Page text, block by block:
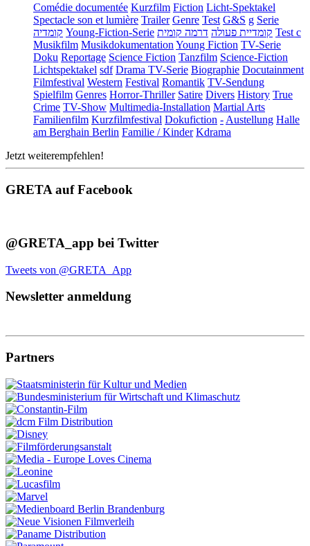
Comédie documentée Kurzfilm Fiction Licht-Spektakel
Spectacle son et lumière Trailer Genre Test G&S g Serie
קומדיה Young-Fiction-Serie קומדיית פעולה דרמה קומית
Test c
Musikfilm Musikdokumentation Young Fiction TV-Serie
Doku Reportage Science Fiction Tanzfilm Science-Fiction
Lichtspektakel sdf Drama TV-Serie Biographie Docutainment
Filmfestival Western Festival Romantik TV-Sendung
Spielfilm Genres Horror-Thriller Satire Divers History True
Crime TV-Show Multimedia-Installation Martial Arts
Familienfilm Kurzfilmfestival Dokufiction - Austellung Halle
am Berghain Berlin Familie / Kinder Kdrama
Jetzt weiterempfehlen!
GRETA auf Facebook
@GRETA_app bei Twitter
Tweets von @GRETA_App
Newsletter anmeldung
Partners